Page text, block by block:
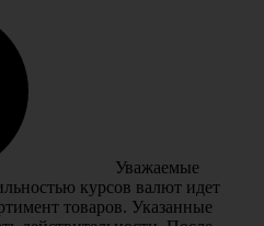
Уважаемые
курсов валют идет
товаров. Указанные